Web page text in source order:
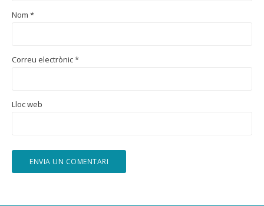
Nom *
Correu electrònic*
Lloc web